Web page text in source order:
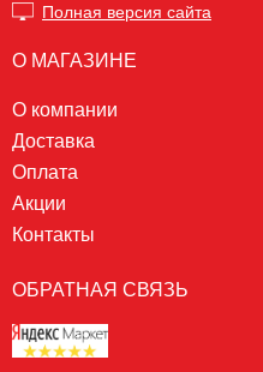
Полная версия сайта
О МАГАЗИНЕ
О компании
Доставка
Оплата
Акции
Контакты
ОБРАТНАЯ СВЯЗЬ